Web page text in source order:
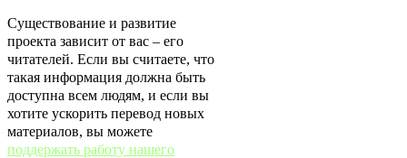
Существование и развитие
проекта зависит от вас – его
читателей. Если вы считаете, что
такая информация должна быть
доступна всем людям, и если вы
хотите ускорить перевод новых
материалов, вы можете
поддержать работу нашего